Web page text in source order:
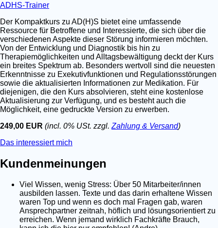
ADHS-Trainer
Der Kompaktkurs zu AD(H)S bietet eine umfassende
Ressource für Betroffene und Interessierte, die sich über die
verschiedenen Aspekte dieser Störung informieren möchten.
Von der Entwicklung und Diagnostik bis hin zu
Therapiemöglichkeiten und Alltagsbewältigung deckt der Kurs
ein breites Spektrum ab. Besonders wertvoll sind die neuesten
Erkenntnisse zu Exekutivfunktionen und Regulationsstörungen
sowie die aktualisierten Informationen zur Medikation. Für
diejenigen, die den Kurs absolvieren, steht eine kostenlose
Aktualisierung zur Verfügung, und es besteht auch die
Möglichkeit, eine gedruckte Version zu erwerben.
249,00 EUR (incl. 0% USt. zzgl. Zahlung & Versand)
Das interessiert mich
Kundenmeinungen
Viel Wissen, wenig Stress: Über 50 Mitarbeiter/innen
ausbilden lassen. Texte und das darin erhaltene Wissen
waren Top und wenn es doch mal Fragen gab, waren
Ansprechpartner zeitnah, höflich und lösungsorientiert zu
erreichen. Wenn jemand wirklich Fachkräfte Brauch,